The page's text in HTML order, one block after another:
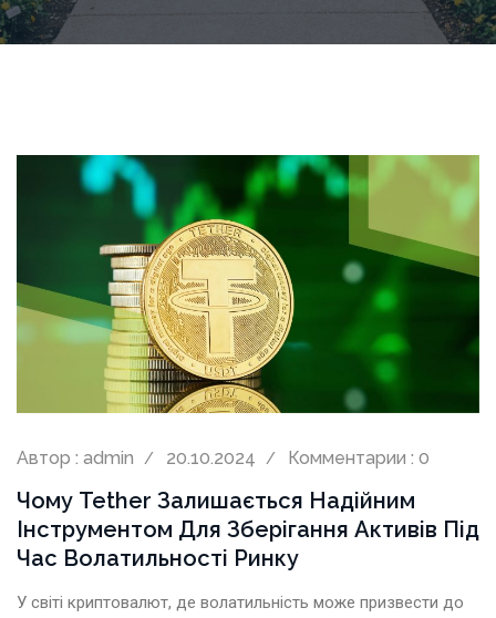
Автор : admin 20.10.2024 Комментарии : 0
Чому Tether Залишається Надійним
Інструментом Для Зберігання Активів Під
Час Волатильності Ринку
У світі криптовалют, де волатильність може призвести до